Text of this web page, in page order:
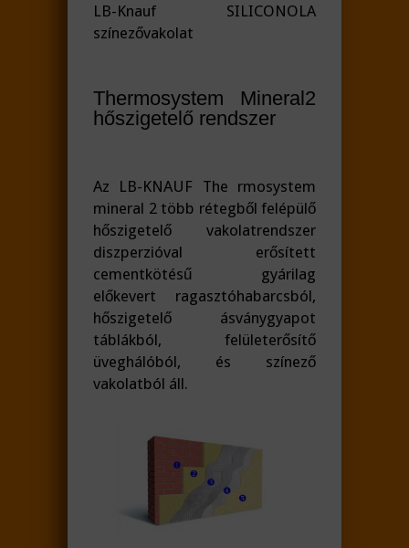
LB-Knauf SILICONOLA
színezővakolat
Thermosystem Mineral2
hőszigetelő rendszer
Az LB-KNAUF The rmosystem
mineral 2 több rétegből felépülő
hőszigetelő vakolatrendszer
diszperzióval erősített
cementkötésű gyárilag
előkevert ragasztóhabarcsból,
hőszigetelő ásványgyapot
táblákból, felületerősítő
üveghálóból, és színező
vakolatból áll.